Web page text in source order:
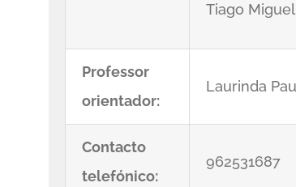
Tiago
Professor
orientador:
Laurinda
Contacto
telefónico:
962531687